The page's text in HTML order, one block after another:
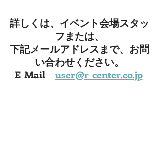
詳しくは、イベント会場スタッ
フまたは、
下記メールアドレスまで、お問
い合わせください。
E-Mail user@r-center.co.jp